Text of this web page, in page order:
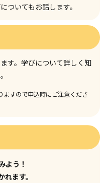
ついてもお話します。
す。学びについて詳しく知
すので申込時にご注意くださ
よう！
ます。